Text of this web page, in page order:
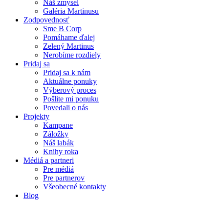
Náš zmysel
Galéria Martinusu
Zodpovednosť
Sme B Corp
Pomáhame ďalej
Zelený Martinus
Nerobíme rozdiely
Pridaj sa
Pridaj sa k nám
Aktuálne ponuky
Výberový proces
Pošlite mi ponuku
Povedali o nás
Projekty
Kampane
Záložky
Náš labák
Knihy roka
Médiá a partneri
Pre médiá
Pre partnerov
Všeobecné kontakty
Blog